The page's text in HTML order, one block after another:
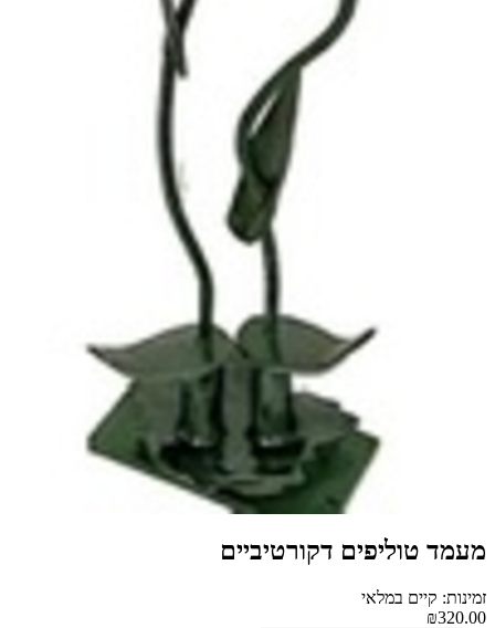
מעמד טוליפים דקורטיביים
זמינות: קיים במלאי
₪320.00